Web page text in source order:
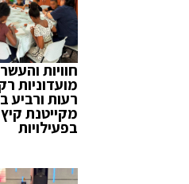
חוויות
מועדוניות
רעות ורביע
מקייטנת
בפעילויות